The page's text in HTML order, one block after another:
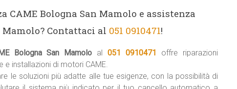
CAME Bologna San Mamolo e assistenza
Mamolo? Contattaci al 051 0910471!
Bologna San Mamolo al051 0910471
offre riparazioni
installazioni di motori CAME.
le soluzioni più adatte alle tue esigenze, con la possibilità di